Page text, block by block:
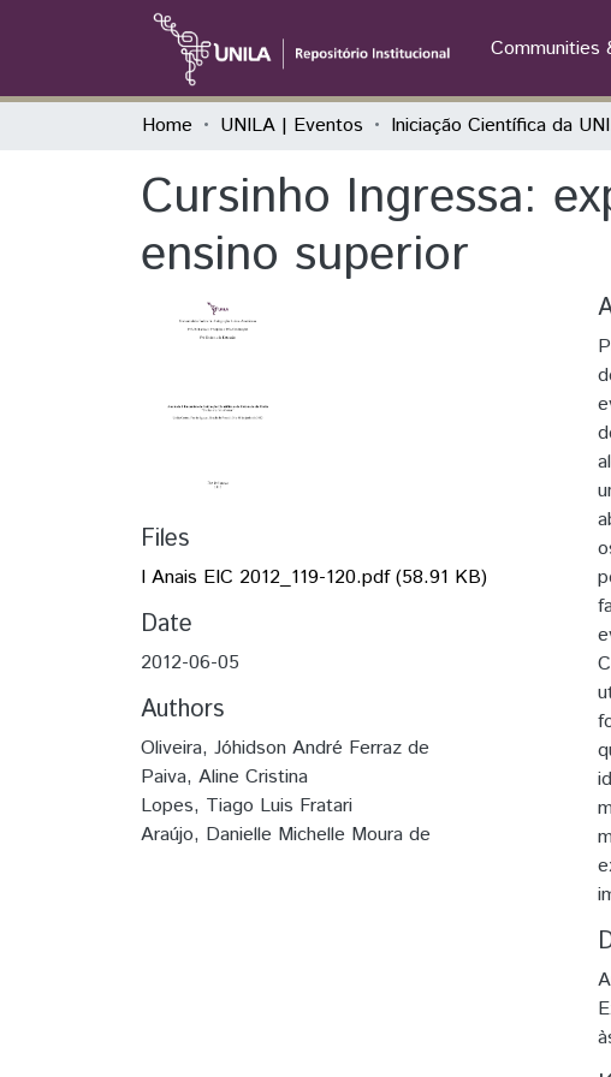
Communities
Home UNILA | Eventos
Cursinho Ingressa:
ensino superior
Files
I Anais EIC 2012_119-120.pdf(58.91 KB)
Date
2012-06-05
Authors
Oliveira, Jóhidson André Ferraz de
Paiva, Aline Cristina
Lopes, Tiago Luis Fratari
Araújo, Danielle Michelle Moura de